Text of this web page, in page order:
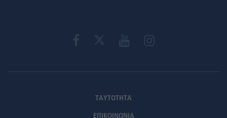
ΤΑΥΤΟΤΗΤΑ
ΕΠΙΚΟΙΝΩΝΙΑ